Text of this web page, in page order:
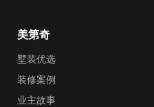
美第奇
墅装优选
装修案例
业主故事